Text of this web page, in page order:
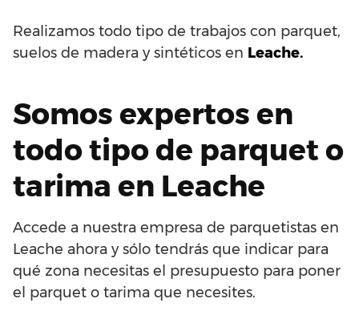
Realizamos todo tipo de trabajos con parquet,
suelos de madera y sintéticos en Leache.
Somos expertos en
todo tipo de parquet o
tarima en Leache
Accede a nuestra empresa de parquetistas en
Leache ahora y sólo tendrás que indicar para
qué zona necesitas el presupuesto para poner
el parquet o tarima que necesites.